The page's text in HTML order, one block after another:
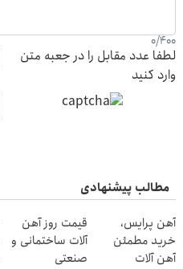
0/400
لطفا عدد مقابل را در جعبه متن
وارد کنید
مطالب پیشنهادی
آهن پرایس،
خرید مطمئن
آهن آلات
قیمت روز آهن
آلات ساختمانی و
صنعتی